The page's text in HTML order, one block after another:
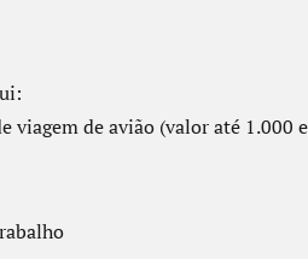
viagem de avião (valor até 1.000